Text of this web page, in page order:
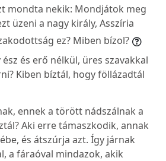
mondta nekik: Mondjátok meg
üzeni a nagy király, Asszíria
ez? Miben bízol?
és erő nélkül, üres szavakkal
Kiben bíztál, hogy föllázadtál
ennek a törött nádszálnak a
Aki erre támaszkodik, annak
és átszúrja azt. Így járnak
a fáraóval mindazok, akik